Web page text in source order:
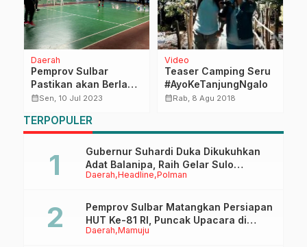
Daerah
Pemprov Sulbar
Pastikan akan Berlaga
di Pornas Korpri
calendar_monthSen, 10 Jul 2023
Video
Teaser Camping Seru
#AyoKeTanjungNgalo
calendar_monthRab, 8 Agu 2018
TERPOPULER
Daerah Headline Polman
Gubernur Suhardi Duka Dikukuhkan
Adat Balanipa, Raih Gelar Sulo
Tappidena
Daerah Mamuju
Pemprov Sulbar Matangkan Persiapan
HUT Ke-81 RI, Puncak Upacara di
Lapangan Ahmad Kirang